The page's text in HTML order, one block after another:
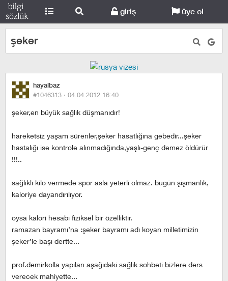
giriş üye ol
şeker
hayalbaz
#1046313 · 04.04.2012 16:40
şeker,en büyük sağlık düşmanıdır!
hareketsiz yaşam sürenler,şeker hasatlığına gebedir...şeker
hastalığı ise kontrole alınmadığında,yaşlı-genç demez öldürür
!!!..
sağlıklı kilo vermede spor asla yeterli olmaz. bugün şişmanlık,
kaloriye dayandırılıyor.
oysa kalori hesabı fiziksel bir özelliktir.
ramazan bayramı’na :şeker bayramı adı koyan milletimizin
şeker’le başı dertte...
prof.demirkolla yapılan aşağıdaki sağlık sohbeti bizlere ders
verecek mahiyette...